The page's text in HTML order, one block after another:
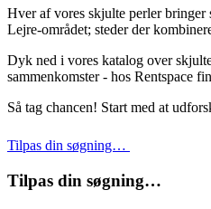
Hver af vores skjulte perler
Lejre-området; steder der
Dyk ned i vores katalog over
sammenkomster - hos Rentspace
Så tag chancen! Start med at
Tilpas din søgning…
Tilpas din søgning…